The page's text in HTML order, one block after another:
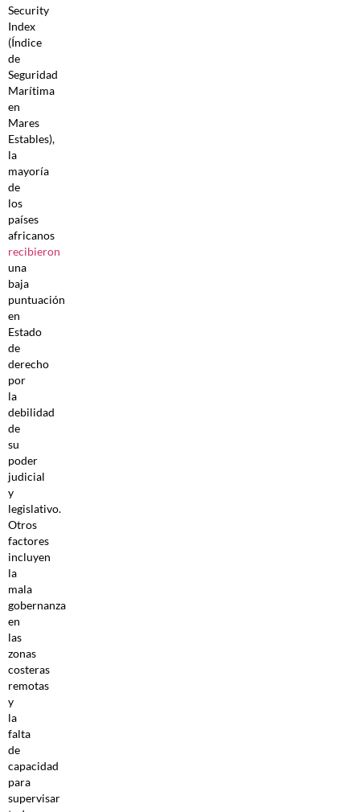
Security
Index
(Índice
de
Seguridad
Marítima
en
Mares
Estables),
la
mayoría
de
los
países
africanos
recibieron
una
baja
puntuación
en
Estado
de
derecho
por
la
debilidad
de
su
poder
judicial
y
legislativo.
Otros
factores
incluyen
la
mala
gobernanza
en
las
zonas
costeras
remotas
y
la
falta
de
capacidad
para
supervisar